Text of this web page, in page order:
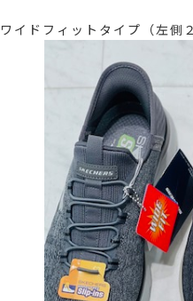
ワイドフィットタイプ（左側